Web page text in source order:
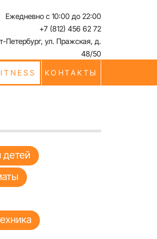
Ежедневно с 10:00 до 22:00
+7 (812) 456 62 72
Петербург, ул. Пражская, д.
48/50
КОНТАКТЫ
детей